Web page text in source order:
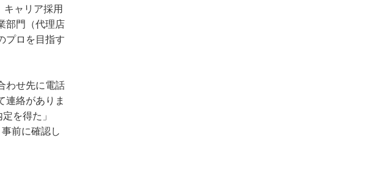
キャリア採用
部門（代理店
プロを目指す
わせ先に電話
連絡がありま
を得た」
前に確認し